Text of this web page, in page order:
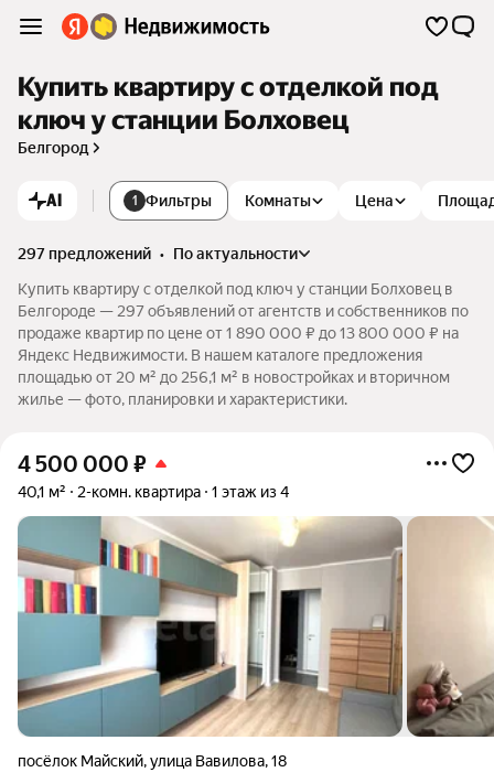
Купить квартиру с отделкой под
ключ у станции Болховец
Белгород
AI 1 Фильтры Комнаты Цена
297 предложений •
по актуальности
Купить квартиру с отделкой под ключ у станции Болховец в
Белгороде — 297 объявлений от агентств и собственников по
продаже квартир по цене от 1 890 000 ₽ до 13 800 000 ₽ на
Яндекс Недвижимости. В нашем каталоге предложения
площадью от 20 м² до 256,1 м² в новостройках и вторичном
жилье — фото, планировки и характеристики.
4 500 000 ₽
40,1 м² 2-комн. квартира 1 этаж из 4
посёлок Майский,улица Вавилова,18